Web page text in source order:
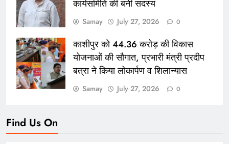
कार्यसमिति की बनीं सदस्य
Samay July 27, 2026 0
काशीपुर को 44.36 करोड़ की विकास
योजनाओं की सौगात, प्रभारी मंत्री प्रदीप
बत्रा ने किया लोकार्पण व शिलान्यास
Samay July 27, 2026 0
Find Us On